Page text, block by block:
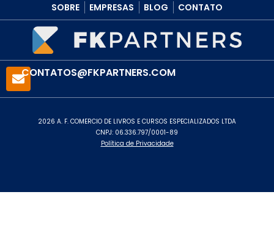
SOBRE EMPRESAS BLOG CONTATO
CONTATOS@FKPARTNERS.COM
2026 A. F. COMERCIO DE LIVROS E CURSOS ESPECIALIZADOS LTDA
CNPJ: 06.336.797/0001-89
Política de Privacidade